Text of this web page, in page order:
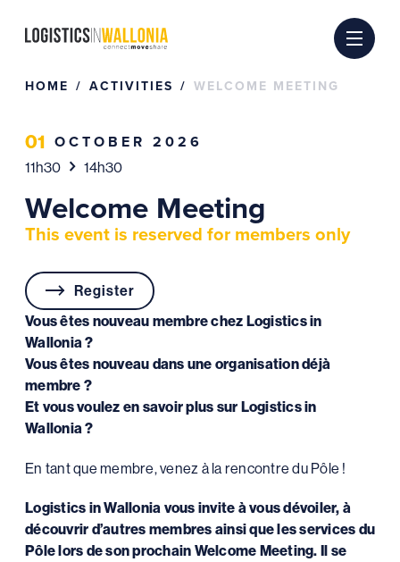
HOME ACTIVITIES WELCOME MEETING
01 OCTOBER 2026
11h30 14h30
Welcome Meeting
This event is reserved for members only
Register
Vous êtes nouveau membre chez Logistics in
Wallonia ?
Vous êtes nouveau dans une organisation déjà
membre ?
Et vous voulez en savoir plus sur Logistics in
Wallonia ?
En tant que membre, venez à la rencontre du Pôle !
Logistics in Wallonia vous invite à vous dévoiler, à
découvrir d’autres membres ainsi que les services du
Pôle lors de son prochain Welcome Meeting. Il se